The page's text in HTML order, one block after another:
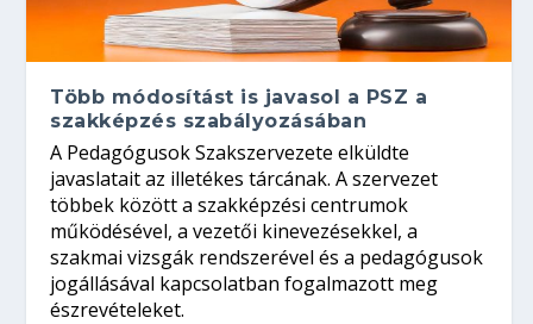
Több módosítást is javasol a PSZ a
szakképzés szabályozásában
A Pedagógusok Szakszervezete elküldte
javaslatait az illetékes tárcának. A szervezet
többek között a szakképzési centrumok
működésével, a vezetői kinevezésekkel, a
szakmai vizsgák rendszerével és a pedagógusok
jogállásával kapcsolatban fogalmazott meg
észrevételeket.